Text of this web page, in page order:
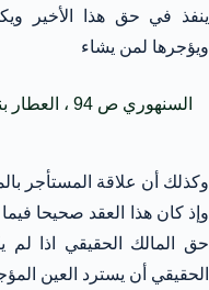
ينفذ في حق هذا الأخير
ويؤجرها لمن يشاء
وكذلك أن علاقة المستأجر
وإذ كان هذا العقد صحيحا
حق المالك الحقيقي اذا
الحقيقي أن يسترد العين